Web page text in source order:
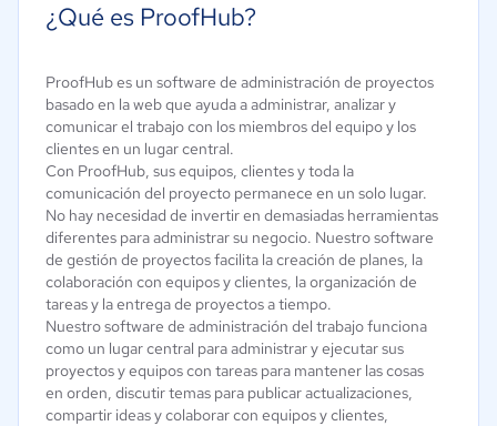
¿Qué es ProofHub?
ProofHub es un software de administración de proyectos
basado en la web que ayuda a administrar, analizar y
comunicar el trabajo con los miembros del equipo y los
clientes en un lugar central.
Con ProofHub, sus equipos, clientes y toda la
comunicación del proyecto permanece en un solo lugar.
No hay necesidad de invertir en demasiadas herramientas
diferentes para administrar su negocio. Nuestro software
de gestión de proyectos facilita la creación de planes, la
colaboración con equipos y clientes, la organización de
tareas y la entrega de proyectos a tiempo.
Nuestro software de administración del trabajo funciona
como un lugar central para administrar y ejecutar sus
proyectos y equipos con tareas para mantener las cosas
en orden, discutir temas para publicar actualizaciones,
compartir ideas y colaborar con equipos y clientes,